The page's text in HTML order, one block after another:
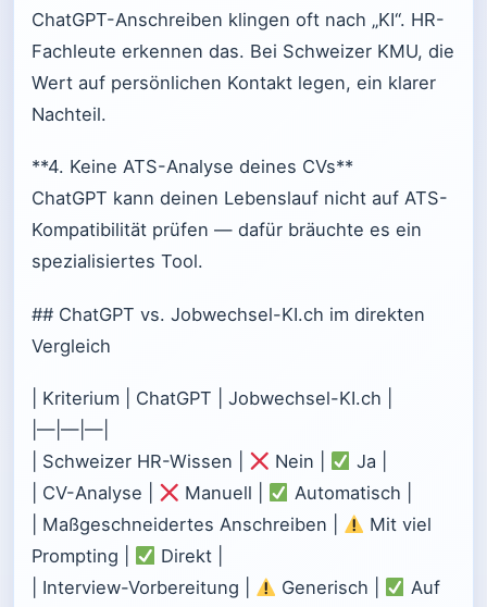
ChatGPT-Anschreiben klingen oft nach „KI“. HR-
Fachleute erkennen das. Bei Schweizer KMU, die
Wert auf persönlichen Kontakt legen, ein klarer
Nachteil.
**4. Keine ATS-Analyse deines CVs**
ChatGPT kann deinen Lebenslauf nicht auf ATS-
Kompatibilität prüfen — dafür bräuchte es ein
spezialisiertes Tool.
## ChatGPT vs. Jobwechsel-KI.ch im direkten
Vergleich
| Kriterium | ChatGPT | Jobwechsel-KI.ch |
|—|—|—|
| Schweizer HR-Wissen |
Nein |
Ja |
| CV-Analyse |
Manuell |
Automatisch |
| Maßgeschneidertes Anschreiben |
Mit viel
Prompting |
Direkt |
| Interview-Vorbereitung |
Generisch |
Auf